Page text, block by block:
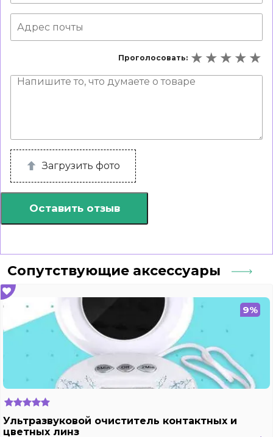
Проголосовать:
Загрузить фото
Оставить отзыв
Сопутствующие аксессуары
9%
Ультразвуковой очиститель контактных и
цветных линз